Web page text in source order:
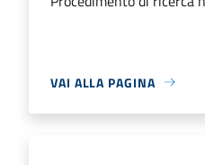
VAI ALLA PAGINA